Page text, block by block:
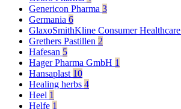
Genericon Pharma 3
Germania 6
GlaxoSmithKline Consumer Healthcare
Grethers Pastillen 2
Hafesan 5
Hager Pharma GmbH 1
Hansaplast 10
Healing herbs 4
Heel 1
Helfe 1